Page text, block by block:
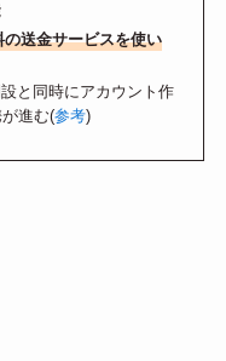
の送金サービスを使い
と同時にアカウント作
進む(参考)